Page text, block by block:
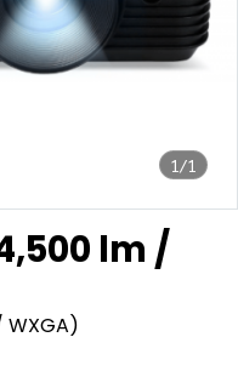
1/1
lm /
WXGA)